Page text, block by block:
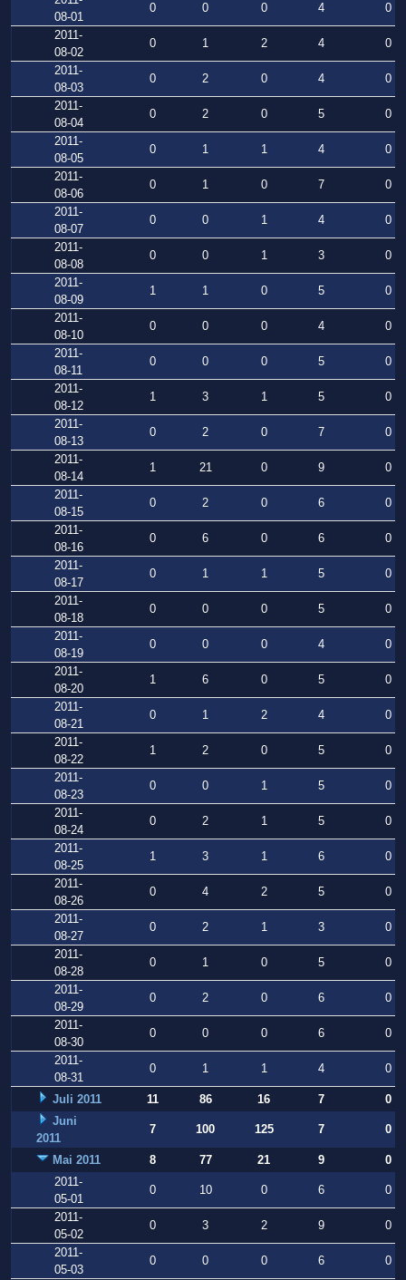
08-01
0 0 0 4
0
2011-
08-02
0 1 2 4
0
2011-
08-03
0 2 0 4
0
2011-
08-04
0 2 0 5
0
2011-
08-05
0 1 1 4
0
2011-
08-06
0 1 0 7
0
2011-
08-07
0 0 1 4
0
2011-
08-08
0 0 1 3
0
2011-
08-09
1 1 0 5
0
2011-
08-10
0 0 0 4
0
2011-
08-11
0 0 0 5
0
2011-
08-12
1 3 1 5
0
2011-
08-13
0 2 0 7
0
2011-
08-14
1 21 0 9
0
2011-
08-15
0 2 0 6
0
2011-
08-16
0 6 0 6
0
2011-
08-17
0 1 1 5
0
2011-
08-18
0 0 0 5
0
2011-
08-19
0 0 0 4
0
2011-
08-20
1 6 0 5
0
2011-
08-21
0 1 2 4
0
2011-
08-22
1 2 0 5
0
2011-
08-23
0 0 1 5
0
2011-
08-24
0 2 1 5
0
2011-
08-25
1 3 1 6
0
2011-
08-26
0 4 2 5
0
2011-
08-27
0 2 1 3
0
2011-
08-28
0 1 0 5
0
2011-
08-29
0 2 0 6
0
2011-
08-30
0 0 0 6
0
2011-
08-31
0 1 1 4 0
Juli 2011 11 86 16 7
0
Juni
2011
7 100 125 7 0
Mai 2011 8 77 21 9
0
2011-
05-01
0 10 0 6
0
2011-
05-02
0 3 2 9
0
2011-
05-03
0 0 0 6
0